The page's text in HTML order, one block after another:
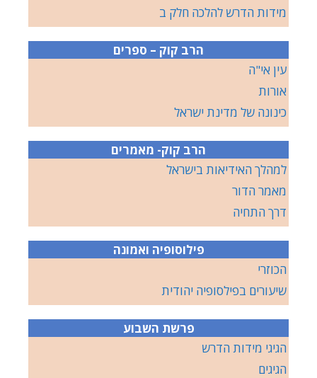
מידות הדרש להלכה חלק ב
הרב קוק – ספרים
עין אי"ה
אורות
כינונה של מדינת ישראל
הרב קוק- מאמרים
למהלך האידיאות בישראל
מאמר הדור
דרך התחיה
פילוסופיה ואמונה
הכוזרי
שיעורים בפילסופיה יהודית
פרשת השבוע
הגיגי מידות הדרש
הגיגים